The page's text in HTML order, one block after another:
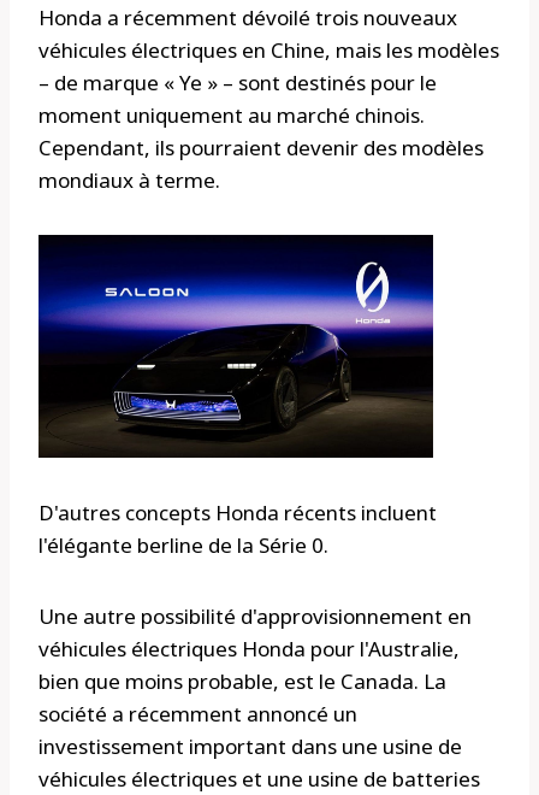
Honda a récemment dévoilé trois nouveaux
véhicules électriques en Chine, mais les modèles
– de marque « Ye » – sont destinés pour le
moment uniquement au marché chinois.
Cependant, ils pourraient devenir des modèles
mondiaux à terme.
D'autres concepts Honda récents incluent
l'élégante berline de la Série 0.
Une autre possibilité d'approvisionnement en
véhicules électriques Honda pour l'Australie,
bien que moins probable, est le Canada. La
société a récemment annoncé un
investissement important dans une usine de
véhicules électriques et une usine de batteries